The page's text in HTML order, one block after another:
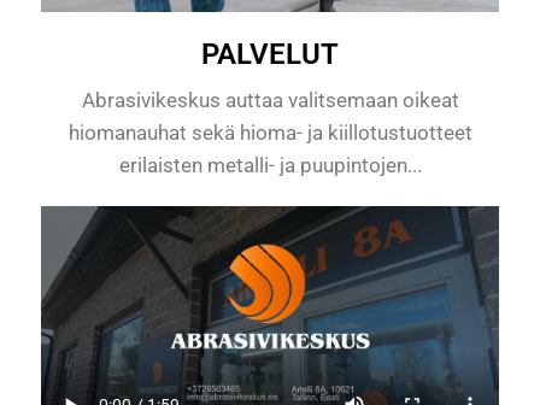
PALVELUT
Abrasivikeskus auttaa valitsemaan oikeat
hiomanauhat sekä hioma- ja kiillotustuotteet
erilaisten metalli- ja puupintojen...